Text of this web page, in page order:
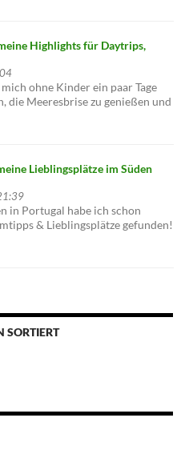
Highlights für Daytrips,
ohne Kinder ein paar Tage
die Meeresbrise zu genießen und
Lieblingsplätze im Süden
in Portugal habe ich schon
& Lieblingsplätze gefunden!
SORTIERT